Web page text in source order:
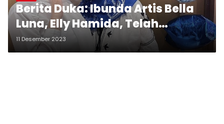
Berita Duka: Ibunda Artis Bella
Luna, Elly Hamida, Telah
Berpulang
11 Desember 2023